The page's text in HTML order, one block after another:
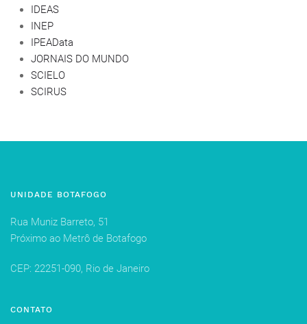
IDEAS
INEP
IPEAData
JORNAIS DO MUNDO
SCIELO
SCIRUS
UNIDADE BOTAFOGO
Rua Muniz Barreto, 51
Próximo ao Metrô de Botafogo
CEP: 22251-090, Rio de Janeiro
CONTATO